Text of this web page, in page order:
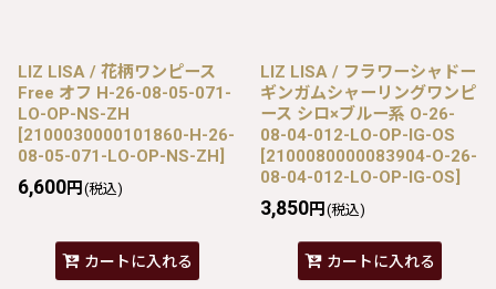
LIZ LISA / 花柄ワンピース
Free オフ H-26-08-05-071-
LO-OP-NS-ZH
[2100030000101860-H-26-
08-05-071-LO-OP-NS-ZH]
6,600円 (税込)
カートに入れる
LIZ LISA / フラワーシャドー
ギンガムシャーリングワンピ
ース シロ×ブルー系 O-26-
08-04-012-LO-OP-IG-OS
[2100080000083904-O-26-
08-04-012-LO-OP-IG-OS]
3,850円 (税込)
カートに入れる